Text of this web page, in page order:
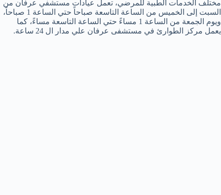
مختلف الخدمات الطبية للمرضي، تعمل عيادات مستشفي عرفان من
السبت إلى الخميس من الساعة التاسعة صباحاً حتي الساعة 1 صباحاً،
ويوم الجمعة من الساعة 1 مساءً حتي الساعة التاسعة مساءً، كما
يعمل مركز الطوارئ في مستشفى عرفان علي مدار ال 24 ساعة.